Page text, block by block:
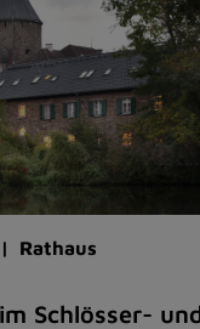
Rathaus
Schlösser-